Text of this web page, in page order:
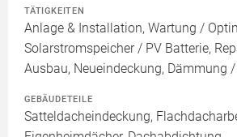
TÄTIGKEITEN
Anlage & Installation, Wartung /
Solarstromspeicher / PV Batterie,
Ausbau, Neueindeckung, Dämmung
GEBÄUDETEILE
Satteldacheindeckung,